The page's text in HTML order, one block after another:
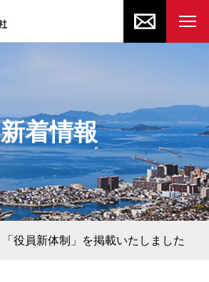
新着情報
「役員新体制」を掲載いたしました